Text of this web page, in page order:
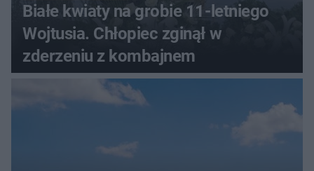
Białe kwiaty na grobie 11-letniego
Wojtusia. Chłopiec zginął w
zderzeniu z kombajnem